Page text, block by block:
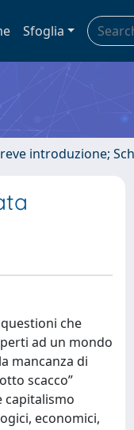
Sfoglia
introduzione;
che
ad un mondo
mancanza di
scacco”
capitalismo
economici,